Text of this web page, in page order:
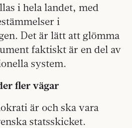
i hela landet, med
i
Det är lätt att glömma
faktiskt är en del av
system.
fler vägar
är och ska vara
statsskicket.